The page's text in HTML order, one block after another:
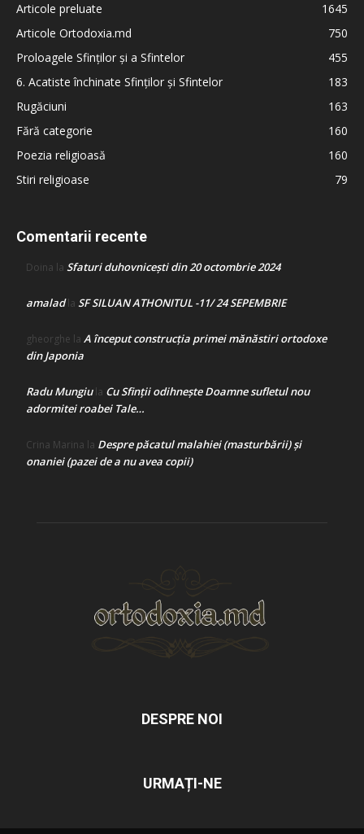
Articole preluate
1645
Articole Ortodoxia.md
750
Proloagele Sfinților și a Sfintelor
455
6. Acatiste închinate Sfinților și Sfintelor
183
Rugăciuni
163
Fără categorie
160
Poezia religioasă
160
Stiri religioase
79
Comentarii recente
Doina la Sfaturi duhovnicești din 20 octombrie 2024
amaladla SF SILUAN ATHONITUL -11/ 24 SEPEMBRIE
gheorghe la A început construcţia primei mănăstiri ortodoxe
din Japonia
Radu Mungiula Cu Sfinții odihnește Doamne sufletul nou
adormitei roabei Tale…
Crina Marina la Despre păcatul malahiei (masturbării) şi
onaniei (pazei de a nu avea copii)
DESPRE NOI
URMAȚI-NE